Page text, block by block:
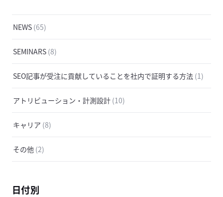
NEWS (65)
SEMINARS (8)
SEO記事が受注に貢献していることを社内で証明する方法 (1)
アトリビューション・計測設計 (10)
キャリア (8)
その他 (2)
日付別